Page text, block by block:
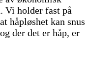
Vi holder fast på
håpløshet kan snus
der det er håp, er